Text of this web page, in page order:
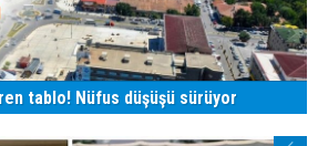
tablo! Nüfus düşüşü sürüyor